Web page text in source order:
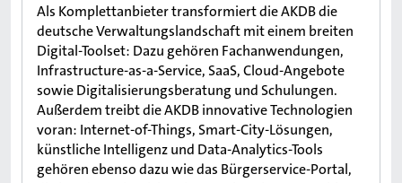
Als Komplettanbieter transformiert die AKDB die
deutsche Verwaltungslandschaft mit einem breiten
Digital-Toolset: Dazu gehören Fachanwendungen,
Infrastructure-as-a-Service, SaaS, Cloud-Angebote
sowie Digitalisierungsberatung und Schulungen.
Außerdem treibt die AKDB innovative Technologien
voran: Internet-of-Things, Smart-City-Lösungen,
künstliche Intelligenz und Data-Analytics-Tools
gehören ebenso dazu wie das Bürgerservice-Portal,